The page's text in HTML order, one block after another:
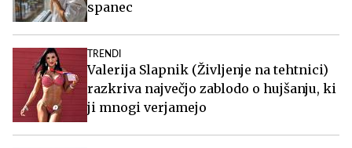
spanec
TRENDI
Valerija Slapnik (Življenje na tehtnici)
razkriva največjo zablodo o hujšanju, ki
ji mnogi verjamejo